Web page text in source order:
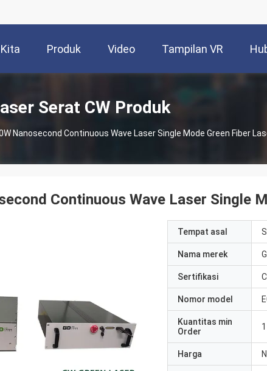
Produk Video Tampilan VR
Serat CW Produk
Nanosecond Continuous Wave Laser Single Mode Green Fiber
Continuous Wave Laser Single
Tempat asal
Nama merek
Sertifikasi
Nomor model
Kuantitas min
Order
Harga